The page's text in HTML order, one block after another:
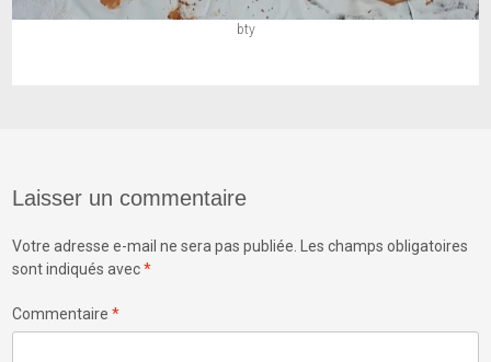
bty
Laisser un commentaire
Votre adresse e-mail ne sera pas publiée. Les champs obligatoires
sont indiqués avec*
Commentaire*